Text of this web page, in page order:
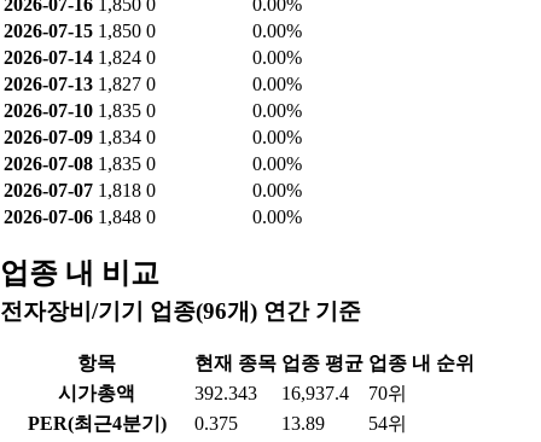
2026-07-16 1,850 0
0.00%
2026-07-15 1,850 0
0.00%
2026-07-14 1,824 0
0.00%
2026-07-13 1,827 0
0.00%
2026-07-10 1,835 0
0.00%
2026-07-09 1,834 0
0.00%
2026-07-08 1,835 0
0.00%
2026-07-07 1,818 0
0.00%
2026-07-06 1,848 0 0.00%
업종 내 비교
전자장비/기기 업종(96개) 연간 기준
항목 현재 종목 업종 평균 업종 내 순위
시가총액
392.343 16,937.4
70위
PER(최근4분기)
0.375 13.89
54위